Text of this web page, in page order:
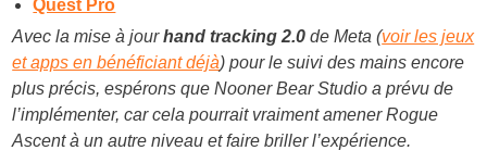
Quest Pro
Avec la mise à jourhand tracking 2.0 de Meta (voir les jeux
et apps en bénéficiant déjà) pour le suivi des mains encore
plus précis, espérons que Nooner Bear Studio a prévu de
l’implémenter, car cela pourrait vraiment amener Rogue
Ascent à un autre niveau et faire briller l’expérience.